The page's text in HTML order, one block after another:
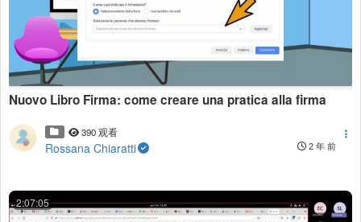
Nuovo Libro Firma: come creare una pratica alla firma
390 观看
Rossana Chiaratti 2 年 前
2:07:05